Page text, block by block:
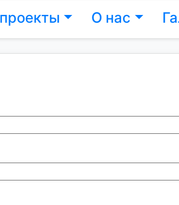
О нас